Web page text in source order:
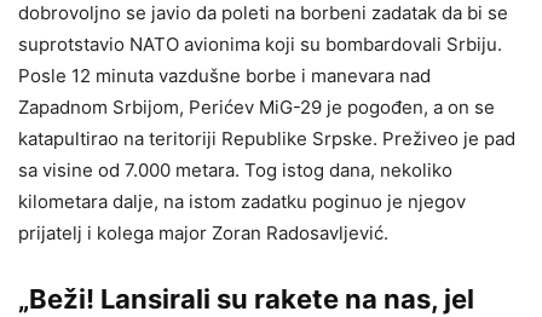
dobrovoljno se javio da poleti na borbeni zadatak da bi se
suprotstavio NATO avionima koji su bombardovali Srbiju.
Posle 12 minuta vazdušne borbe i manevara nad
Zapadnom Srbijom, Perićev MiG-29 je pogođen, a on se
katapultirao na teritoriji Republike Srpske. Preživeo je pad
sa visine od 7.000 metara. Tog istog dana, nekoliko
kilometara dalje, na istom zadatku poginuo je njegov
prijatelj i kolega major Zoran Radosavljević.
„Beži! Lansirali su rakete na nas, jel